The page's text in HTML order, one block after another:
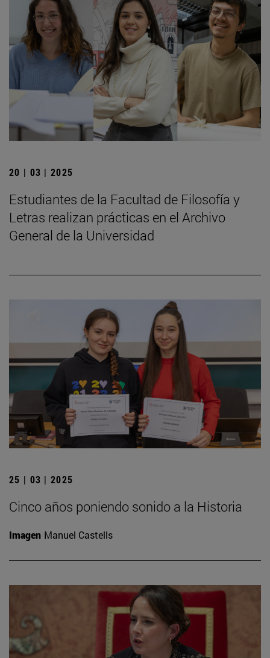
20 | 03 | 2025
Estudiantes de la Facultad de Filosofía y
Letras realizan prácticas en el Archivo
General de la Universidad
25 | 03 | 2025
Cinco años poniendo sonido a la Historia
Imagen Manuel Castells